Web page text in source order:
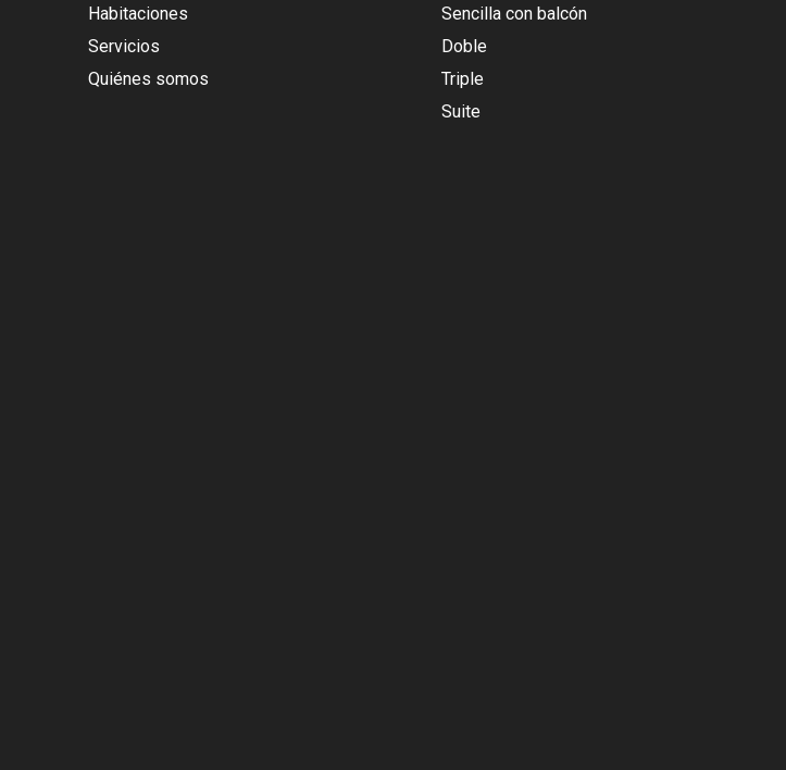
Habitaciones
Servicios
Quiénes somos
Sencilla con balcón
Doble
Triple
Suite